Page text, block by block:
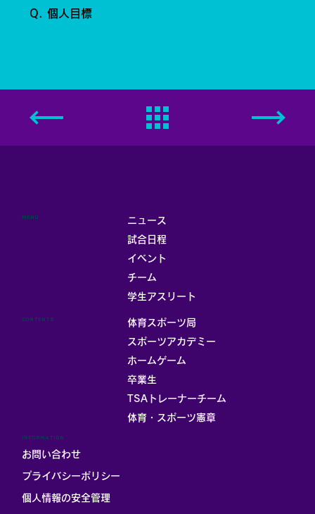
Q. 個人目標
ニュース
試合日程
イベント
チーム
学生アスリート
MENU
体育スポーツ局
スポーツアカデミー
ホームゲーム
卒業生
TSAトレーナーチーム
体育・スポーツ憲章
CONTENTS
INFORMATION
お問い合わせ
プライバシーポリシー
個人情報の安全管理